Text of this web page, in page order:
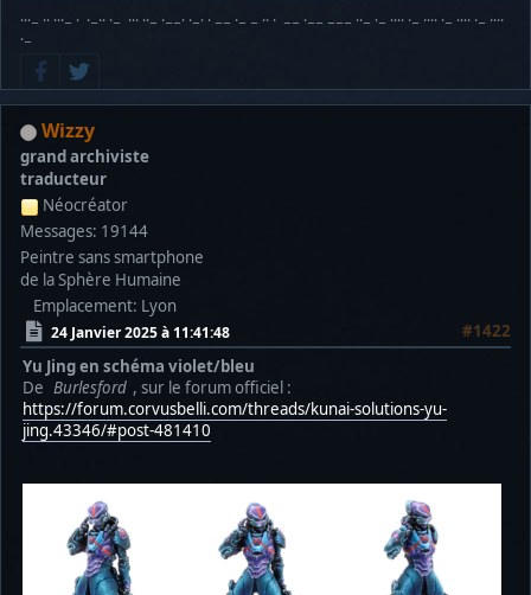
···− ·· ···− · ·−·· ·− ··· ··− ·−−· ·−· · −− ·− − ·· · −− ·−− −−− ··− ·− ···· ·− ···· ·− ···· ·− ····
·−
Wizzy
grand archiviste
traducteur
Néocréator
Messages: 19144
Peintre sans smartphone
de la Sphère Humaine
Emplacement: Lyon
24 Janvier 2025 à 11:41:48
#1422
Yu Jing en schéma violet/bleu
De Burlesford , sur le forum officiel :
https://forum.corvusbelli.com/threads/kunai-solutions-yu-
jing.43346/#post-481410